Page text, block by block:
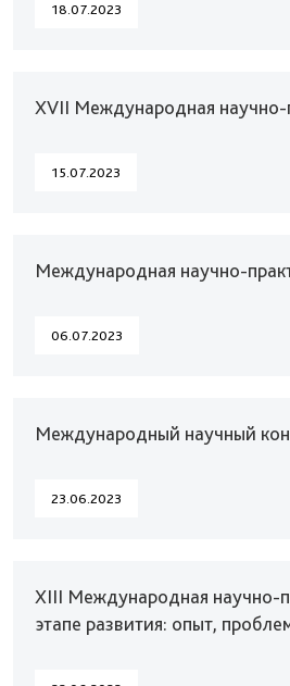
18.07.2023
XVII Международная научно-
15.07.2023
Международная научно-
06.07.2023
Международный научный
23.06.2023
XIII Международная научно-
этапе развития: опыт,